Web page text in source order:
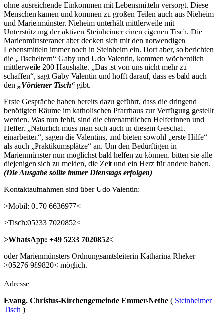
ohne ausreichende Einkommen mit Lebensmitteln versorgt. Diese
Menschen kamen und kommen zu großen Teilen auch aus Nieheim
und Marienmünster. Nieheim unterhält mittlerweile mit
Unterstützung der aktiven Steinheimer einen eigenen Tisch. Die
Marienmünsteraner aber decken sich mit den notwendigen
Lebensmitteln immer noch in Steinheim ein. Dort aber, so berichten
die „Tischeltern“ Gaby und Udo Valentin, kommen wöchentlich
mittlerweile 200 Haushalte. „Das ist von uns nicht mehr zu
schaffen“, sagt Gaby Valentin und hofft darauf, dass es bald auch
den „Vördener Tisch“ gibt.
Erste Gespräche haben bereits dazu geführt, dass die dringend
benötigten Räume im katholischen Pfarrhaus zur Verfügung gestellt
werden. Was nun fehlt, sind die ehrenamtlichen Helferinnen und
Helfer. „Natürlich muss man sich auch in diesem Geschäft
einarbeiten“, sagen die Valentins, und bieten sowohl „erste Hilfe“
als auch „Praktikumsplätze“ an. Um den Bedürftigen in
Marienmünster nun möglichst bald helfen zu können, bitten sie alle
diejenigen sich zu melden, die Zeit und ein Herz für andere haben.
(Die Ausgabe sollte immer Dienstags erfolgen)
Kontaktaufnahmen sind über Udo Valentin:
>Mobil: 0170 6636977<
>Tisch:05233 7020852<
>WhatsApp: +49 5233 7020852<
oder Marienmünsters Ordnungsamtsleiterin Katharina Rheker
>05276 989820< möglich.
Adresse
Evang. Christus-Kirchengemeinde Emmer-Nethe ( Steinheimer
Tisch )